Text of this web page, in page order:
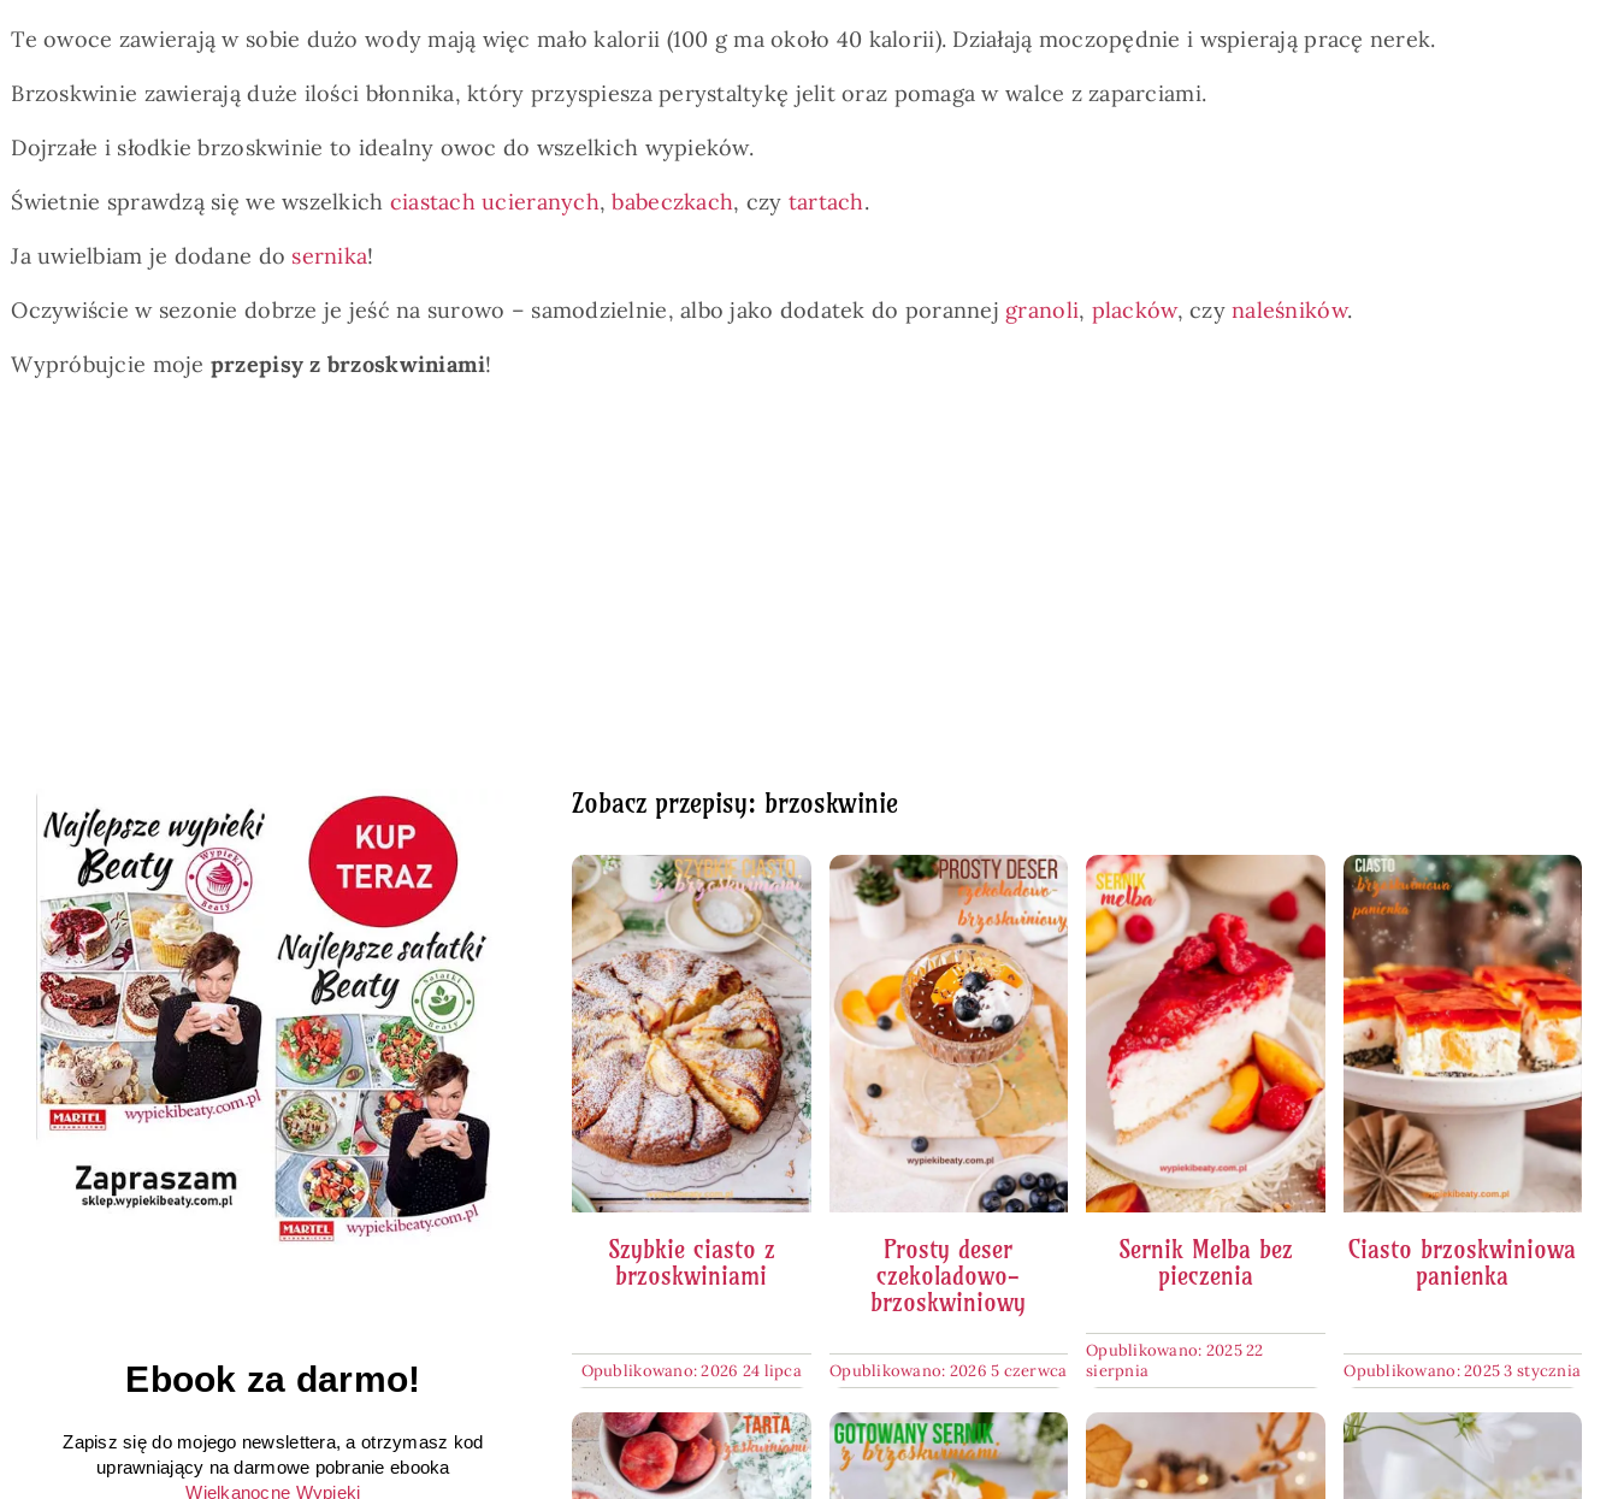
Te owoce zawierają w sobie dużo wody mają więc mało kalorii (100 g ma około 40 kalorii). Działają moczopędnie i wspierają pracę nerek.
Brzoskwinie zawierają duże ilości błonnika, który przyspiesza perystaltykę jelit oraz pomaga w walce z zaparciami.
Dojrzałe i słodkie brzoskwinie to idealny owoc do wszelkich wypieków.
Świetnie sprawdzą się we wszelkich ciastach ucieranych,babeczkach, czy tartach.
Ja uwielbiam je dodane do sernika!
Oczywiście w sezonie dobrze je jeść na surowo – samodzielnie, albo jako dodatek do porannej granoli, placków, czynaleśników.
Wypróbujcie moje przepisy z brzoskwiniami!
Ebook za darmo!
Zapisz się do mojego newslettera, a otrzymasz kod
uprawniający na darmowe pobranie ebooka
Wielkanocne Wypieki
Zobacz przepisy: brzoskwinie
Szybkie ciasto z
brzoskwiniami
Opublikowano: 2026 24 lipca
Prosty deser
czekoladowo-
brzoskwiniowy
Opublikowano: 2026 5 czerwca
Sernik Melba bez
pieczenia
Opublikowano: 2025 22
sierpnia
Ciasto brzoskwiniowa
panienka
Opublikowano: 2025 3 stycznia